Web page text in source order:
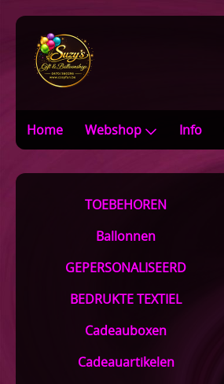
Home Webshop Info
TOEBEHOREN
Ballonnen
GEPERSONALISEERD
BEDRUKTE TEXTIEL
Cadeauboxen
Cadeauartikelen